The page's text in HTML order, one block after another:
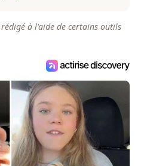
à l'aide de certains outils